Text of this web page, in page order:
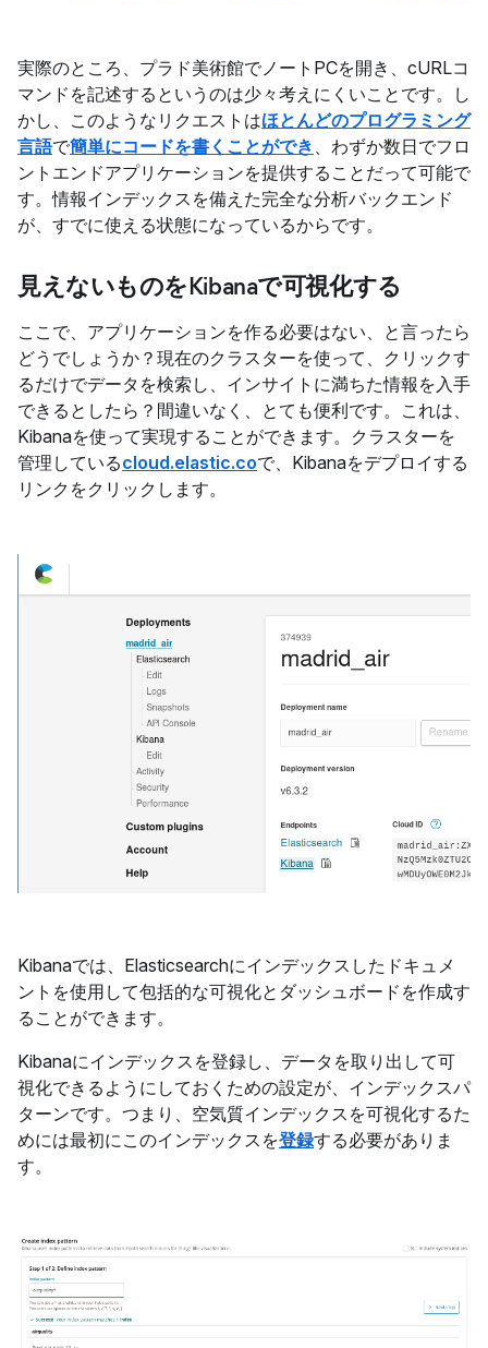
実際のところ、プラド美術館でノートPCを開き、cURLコ
マンドを記述するというのは少々考えにくいことです。し
かし、このようなリクエストはほとんどのプログラミング
言語で簡単にコードを書くことができ 、わずか数日でフロ
ントエンドアプリケーションを提供することだって可能で
す。情報インデックスを備えた完全な分析バックエンド
が、すでに使える状態になっているからです。
見えないものをKibanaで可視化する
ここで、アプリケーションを作る必要はない、と言ったら
どうでしょうか？現在のクラスターを使って、クリックす
るだけでデータを検索し、インサイトに満ちた情報を入手
できるとしたら？間違いなく、とても便利です。これは、
Kibanaを使って実現することができます。クラスターを
管理しているcloud.elastic.coで、Kibanaをデプロイする
リンクをクリックします。
Kibanaでは、Elasticsearchにインデックスしたドキュメ
ントを使用して包括的な可視化とダッシュボードを作成す
ることができます。
Kibanaにインデックスを登録し、データを取り出して可
視化できるようにしておくための設定が、インデックスパ
ターンです。つまり、空気質インデックスを可視化するた
めには最初にこのインデックスを登録する必要がありま
す。